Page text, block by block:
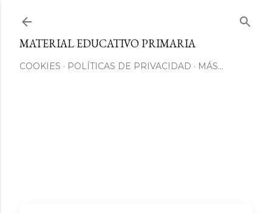
MATERIAL EDUCATIVO PRIMARIA
COOKIES POLÍTICAS DE PRIVACIDAD MÁS…